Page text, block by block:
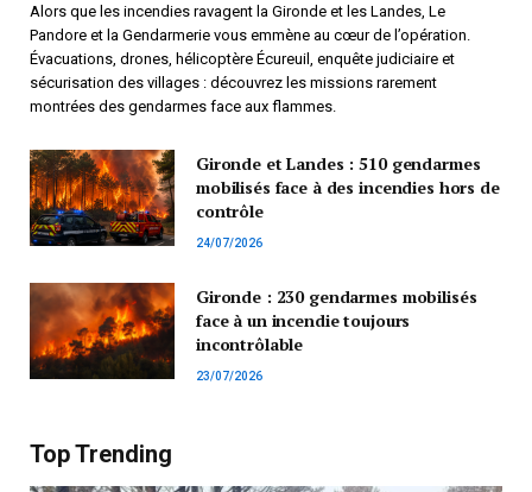
Alors que les incendies ravagent la Gironde et les Landes, Le
Pandore et la Gendarmerie vous emmène au cœur de l’opération.
Évacuations, drones, hélicoptère Écureuil, enquête judiciaire et
sécurisation des villages : découvrez les missions rarement
montrées des gendarmes face aux flammes.
Gironde et Landes : 510 gendarmes
mobilisés face à des incendies hors de
contrôle
24/07/2026
Gironde : 230 gendarmes mobilisés
face à un incendie toujours
incontrôlable
23/07/2026
Top Trending